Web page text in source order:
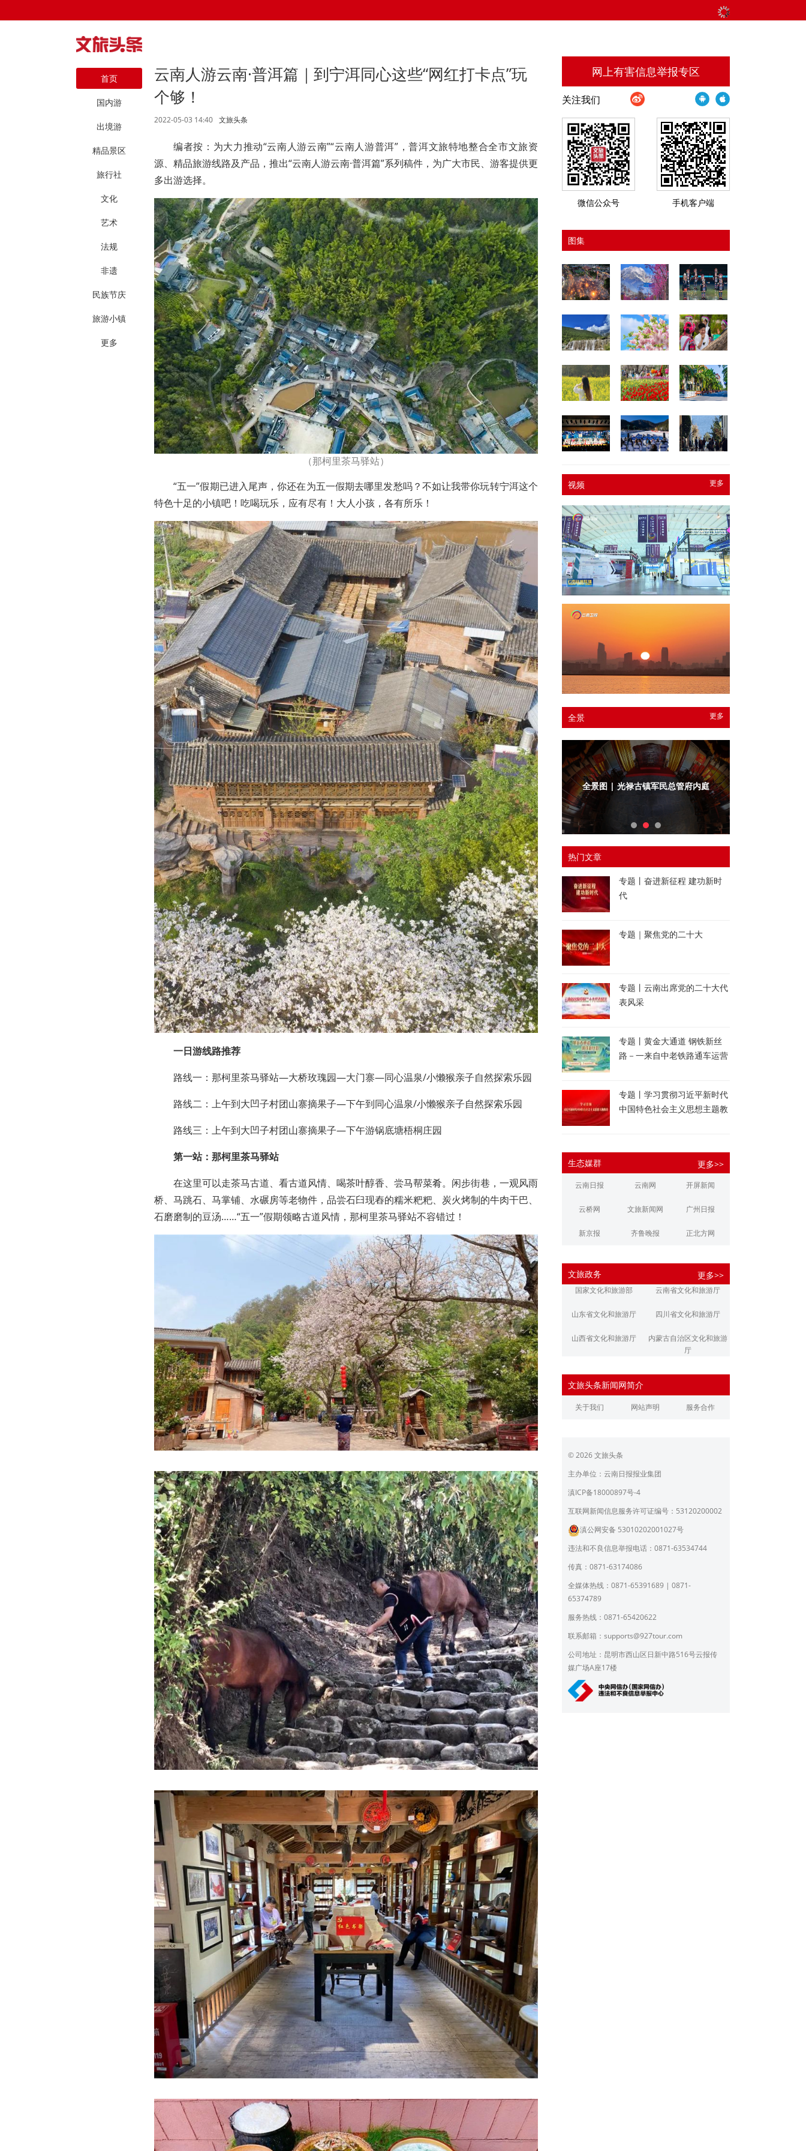
首页
国内游
出境游
精品景区
旅行社
文化
艺术
法规
非遗
民族节庆
旅游小镇
更多
云南人游云南·普洱篇｜到宁洱同心这些“网红打卡点”玩
个够！
2022-05-03 14:40 文旅头条
编者按：为大力推动“云南人游云南”“云南人游普洱”，普洱文旅特地整合全市文旅资
源、精品旅游线路及产品，推出“云南人游云南·普洱篇”系列稿件，为广大市民、游客提供更
多出游选择。
（那柯里茶马驿站）
“五一”假期已进入尾声，你还在为五一假期去哪里发愁吗？不如让我带你玩转宁洱这个
特色十足的小镇吧！吃喝玩乐，应有尽有！大人小孩，各有所乐！
一日游线路推荐
路线一：那柯里茶马驿站—大桥玫瑰园—大门寨—同心温泉/小懒猴亲子自然探索乐园
路线二：上午到大凹子村团山寨摘果子—下午到同心温泉/小懒猴亲子自然探索乐园
路线三：上午到大凹子村团山寨摘果子—下午游锅底塘梧桐庄园
第一站：那柯里茶马驿站
在这里可以走茶马古道、看古道风情、喝茶叶醇香、尝马帮菜肴。闲步街巷，一观风雨
桥、马跳石、马掌铺、水碾房等老物件，品尝石臼现舂的糯米粑粑、炭火烤制的牛肉干巴、
石磨磨制的豆汤……“五一”假期领略古道风情，那柯里茶马驿站不容错过！
网上有害信息举报专区
关注我们
微信公众号 手机客户端
图集
更多
视频
更多
全景
全景图 | 光禄古镇军民总管府内庭
热门文章
专题丨奋进新征程 建功新时
代
专题｜聚焦党的二十大
专题丨云南出席党的二十大代
表风采
专题丨黄金大通道 钢铁新丝
路－一来自中老铁路通车运营
专题丨学习贯彻习近平新时代
中国特色社会主义思想主题教
生态媒群 更多>>
云南日报 云南网 开屏新闻
云桥网 文旅新闻网 广州日报
新京报 齐鲁晚报 正北方网
江南都市报 潇湘晨报
文旅政务 更多>>
国家文化和旅游部 云南省文化和旅游厅
山东省文化和旅游厅 四川省文化和旅游厅
山西省文化和旅游厅
内蒙古自治区文化和旅游
厅
浙江省文化和旅游厅
江西省文化和旅游厅 河南省文化和旅游厅
广东省文化和旅游厅
育厅
陕西省文化和旅游厅 甘肃省文化和旅游厅
青海省文化和旅游厅
宁夏回族自治区文化和旅
北京市文旅局
上海市文化和旅游局
员会
文旅头条新闻网简介
关于我们 网站声明 服务合作
© 2026 文旅头条
主办单位：云南日报报业集团
滇ICP备18000897号-4
互联网新闻信息服务许可证编号：53120200002
滇公网安备 53010202001027号
违法和不良信息举报电话：0871-63534744
传真：0871-63174086
全媒体热线：0871-65391689 | 0871-
65374789
服务热线：0871-65420622
联系邮箱： supports@927tour.com
公司地址：昆明市西山区日新中路516号云报传
媒广场A座17楼